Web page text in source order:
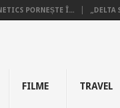
PORNEȘTE Î... „DELTA
FILME TRAVEL